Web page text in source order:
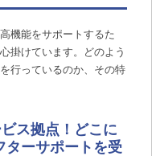
機能をサポートするた
掛けています。どのよう
行っているのか、その特
ス拠点！どこに
ターサポートを受